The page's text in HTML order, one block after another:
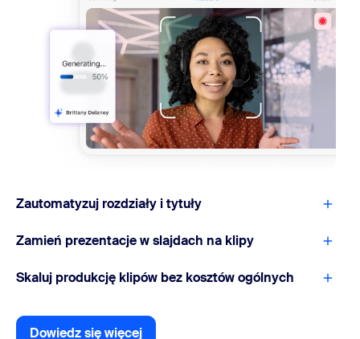
Zautomatyzuj rozdziały i tytuły
Zamień prezentacje w slajdach na klipy
Skaluj produkcję klipów bez kosztów ogólnych
Dowiedz się więcej